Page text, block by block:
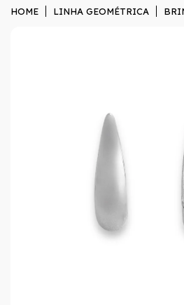
HOME LINHA GEOMÉTRICA